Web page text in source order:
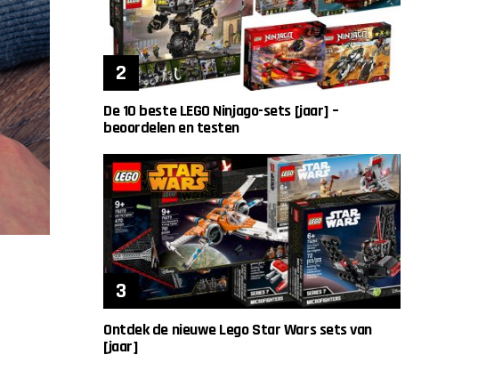
De 10 beste LEGO Ninjago-sets [jaar] –
beoordelen en testen
Ontdek de nieuwe Lego Star Wars sets van
[jaar]